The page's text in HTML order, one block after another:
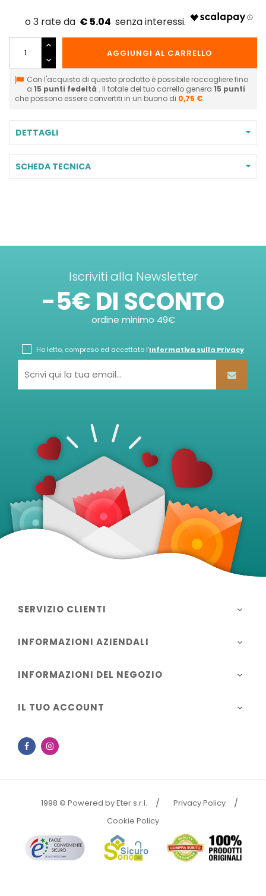
€ 5.04
AGGIUNGI AL CARRELLO
Con l'acquisto di questo prodotto è possibile raccogliere fino
a 15 punti fedeltà . Il totale del tuo carrello genera 15 punti
che possono essere convertiti in un buono di 0,75 €.
DETTAGLI
SCHEDA TECNICA
Iscriviti alla Newsletter
-5€ DI SCONTO
ordine minimo 49€
Ho letto, compreso ed accettato l'Informativa sulla Privacy
SERVIZIO CLIENTI 
INFORMAZIONI AZIENDALI 
INFORMAZIONI DEL NEGOZIO 
IL TUO ACCOUNT 
Facebook
1998 © Powered by Eter s.r.l.
Privacy Policy
Cookie Policy